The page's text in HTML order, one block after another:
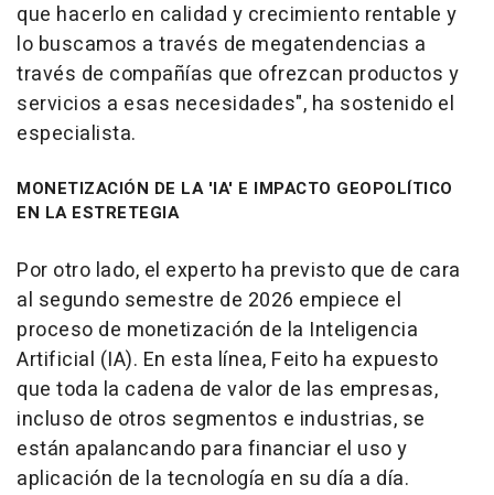
que hacerlo en calidad y crecimiento rentable y
lo buscamos a través de megatendencias a
través de compañías que ofrezcan productos y
servicios a esas necesidades", ha sostenido el
especialista.
MONETIZACIÓN DE LA 'IA' E IMPACTO GEOPOLÍTICO
EN LA ESTRETEGIA
Por otro lado, el experto ha previsto que de cara
al segundo semestre de 2026 empiece el
proceso de monetización de la Inteligencia
Artificial (IA). En esta línea, Feito ha expuesto
que toda la cadena de valor de las empresas,
incluso de otros segmentos e industrias, se
están apalancando para financiar el uso y
aplicación de la tecnología en su día a día.